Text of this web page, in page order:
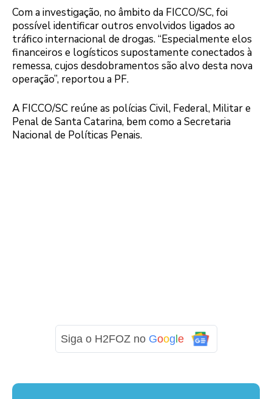
Com a investigação, no âmbito da FICCO/SC, foi
possível identificar outros envolvidos ligados ao
tráfico internacional de drogas. “Especialmente elos
financeiros e logísticos supostamente conectados à
remessa, cujos desdobramentos são alvo desta nova
operação”, reportou a PF.
A FICCO/SC reúne as polícias Civil, Federal, Militar e
Penal de Santa Catarina, bem como a Secretaria
Nacional de Políticas Penais.
Siga o H2FOZ no Google